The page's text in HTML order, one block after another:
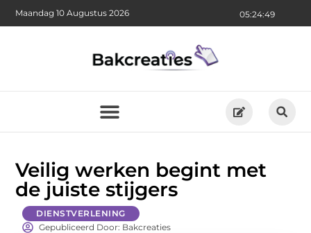
05:24:51
Maandag 10 Augustus 2026
Veilig werken begint met
de juiste stijgers
DIENSTVERLENING
Gepubliceerd Door: Bakcreaties